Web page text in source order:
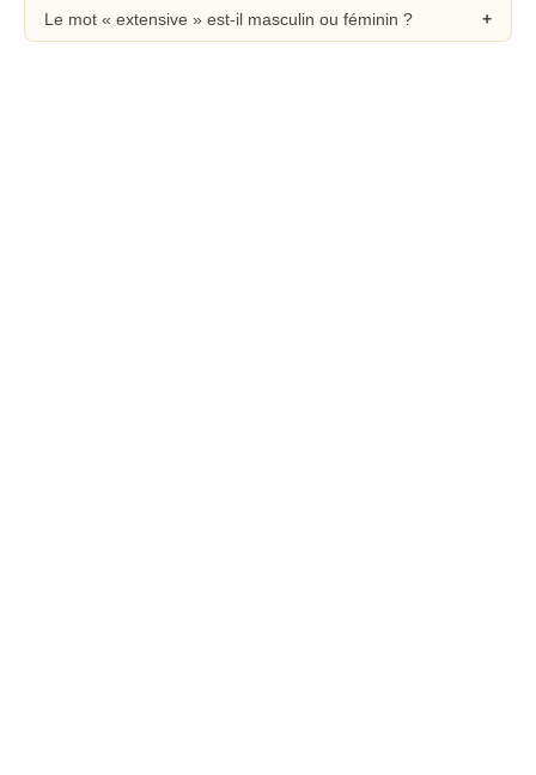
Le mot « extensive » est-il masculin ou féminin ?